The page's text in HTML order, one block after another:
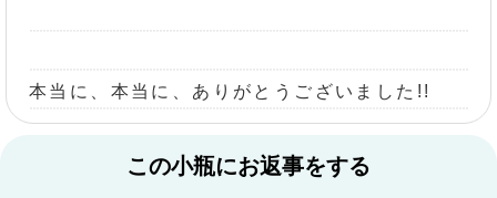
本当に、本当に、ありがとうございました!!
この小瓶にお返事をする